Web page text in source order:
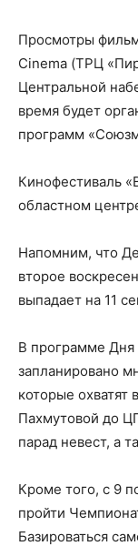
Просмотры
Cinema (ТРЦ
Центральной
время будет
программ
Кинофестиваль
областном
Напомним, что
второе
выпадает на 11
В программе Дня
запланировано
которые охватят
Пахмутовой до
парад невест, а
Кроме того, с 9
пройти
Базироваться